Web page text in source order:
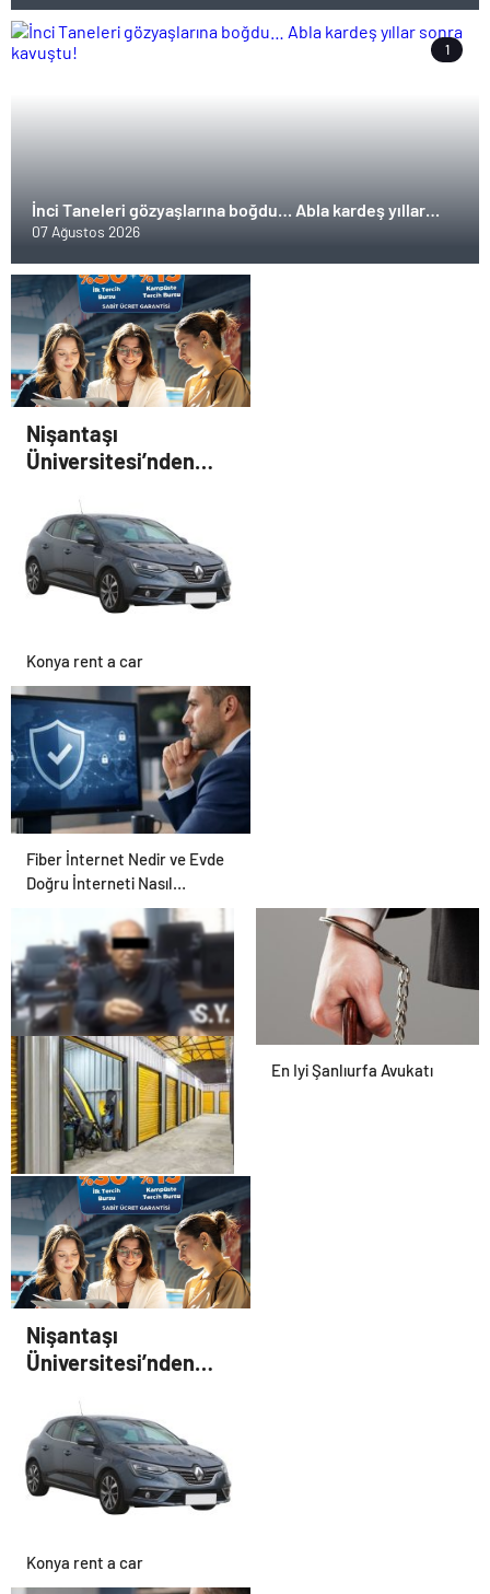
1
İnci Taneleri gözyaşlarına boğdu… Abla kardeş yıllar
sonra kavuştu!
07 Ağustos 2026
Nişantaşı
Üniversitesi’nden
Çifte Güvence: Sabit
Ücret ve Kesintisiz
Burs
Konya rent a car
Fiber İnternet Nedir ve Evde
Doğru İnterneti Nasıl
25 Yıllık Miras Davasında
Gözler Temmuz Ayındaki
Karar Duruşmasına Çevrildi
En Iyi Şanlıurfa Avukatı
Eşya Depolama Hizmeti
Nişantaşı
Üniversitesi’nden
Çifte Güvence: Sabit
Ücret ve Kesintisiz
Burs
Konya rent a car